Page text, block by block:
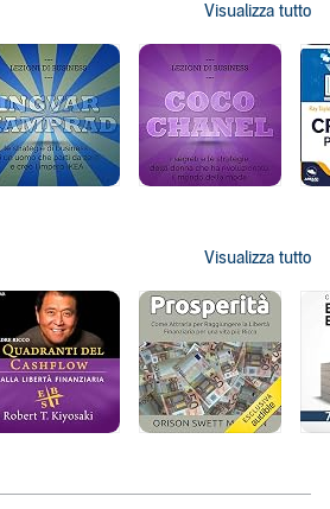
Visualizza tutto
Visualizza tutto